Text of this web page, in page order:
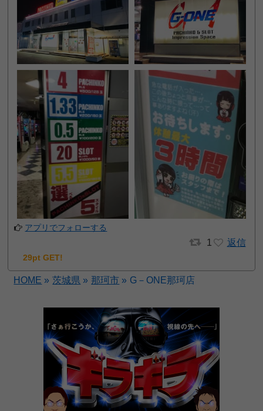
アプリでフォローする
1 返信
29pt GET!
HOME » 茨城県 » 那珂市 » G－ONE那珂店